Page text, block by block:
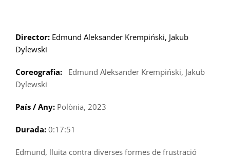
Director: Edmund Aleksander Krempiński, Jakub
Dylewski
Coreografia:
Edmund Aleksander Krempiński, Jakub
Dylewski
País / Any: Polònia, 2023
Durada: 0:17:51
Edmund, lluita contra diverses formes de frustració